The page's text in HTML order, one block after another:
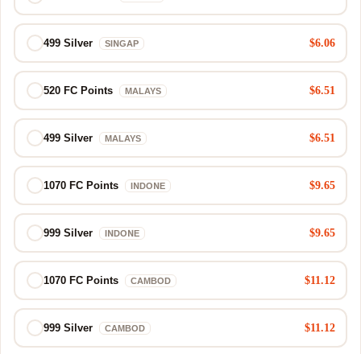
499 Silver SINGAP $6.06
520 FC Points MALAYS $6.51
499 Silver MALAYS $6.51
1070 FC Points INDONE $9.65
999 Silver INDONE $9.65
1070 FC Points CAMBOD $11.12
999 Silver CAMBOD $11.12